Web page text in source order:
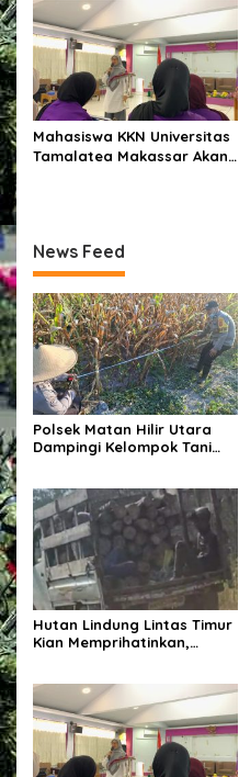
Mahasiswa KKN Universitas
Tamalatea Makassar Akan
Kelurahan
News Feed
Polsek Matan Hilir Utara
Dampingi Kelompok Tani
Ketahanan Pangan
Hutan Lindung Lintas Timur
Kian Memprihatinkan,